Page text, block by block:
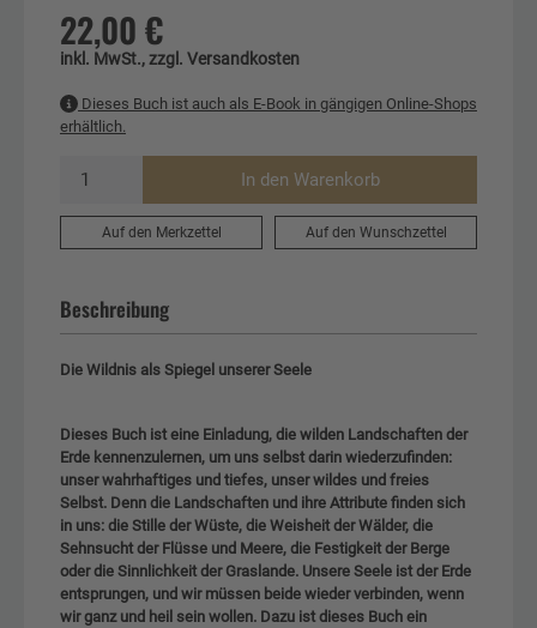
22,00 €
inkl. MwSt., zzgl. Versandkosten
Dieses Buch ist auch als E-Book in gängigen Online-Shops
erhältlich.
In den Warenkorb
Auf den Merkzettel Auf den Wunschzettel
Beschreibung
Die Wildnis als Spiegel unserer Seele
Dieses Buch ist eine Einladung, die wilden Landschaften der
Erde kennenzulernen, um uns selbst darin wiederzufinden:
unser wahrhaftiges und tiefes, unser wildes und freies
Selbst. Denn die Landschaften und ihre Attribute finden sich
in uns: die Stille der Wüste, die Weisheit der Wälder, die
Sehnsucht der Flüsse und Meere, die Festigkeit der Berge
oder die Sinnlichkeit der Graslande. Unsere Seele ist der Erde
entsprungen, und wir müssen beide wieder verbinden, wenn
wir ganz und heil sein wollen. Dazu ist dieses Buch ein